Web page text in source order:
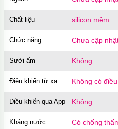
Chất liệu silicon mềm
Chức năng Chưa cập
Sưởi ấm Không
Điều khiển từ xa Không có
Điều khiển qua App Không
Kháng nước Có chống